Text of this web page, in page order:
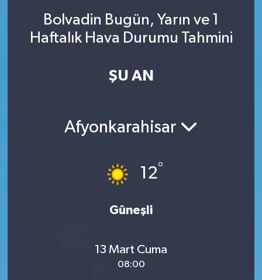
Bolvadin Bugün, Yarın ve 1
Haftalık Hava Durumu Tahmini
ŞU AN
Afyonkarahisar
12°
Güneşli
13 Mart Cuma
08:00
SINAVLAR
AKADEMİK/BİLİM